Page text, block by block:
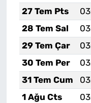
27 Tem Pts
28 Tem Sal
29 Tem Çar
30 Tem Per
31 Tem Cum
1 Ağu Cts